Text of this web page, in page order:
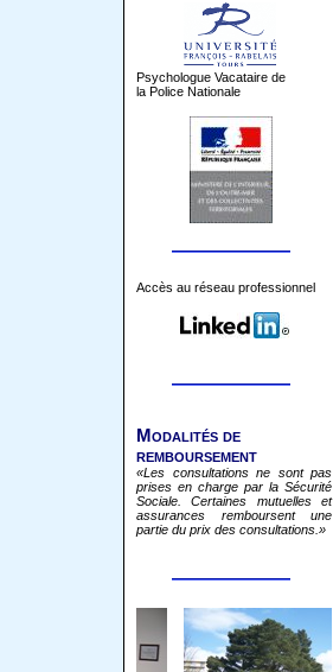
Psychologue Vacataire de
la Police Nationale
Accès au réseau professionnel
Modalités de
remboursement
«Les consultations ne sont pas
prises en charge par la Sécurité
Sociale. Certaines mutuelles et
assurances remboursent une
partie du prix des consultations.»